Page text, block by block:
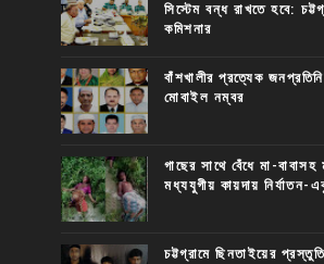
সিস্টেম বন্ধ রাখতে হবে:
কমিশনার
বাঁশখালীর প্রত্যেক
মোবাইল নম্বর
গাছের সাথে বেঁধে মা-বাবাসহ
মধ্যযুগীয় কায়দায় নির্যাতন-
চট্টগ্রামে ছিনতাইয়ের